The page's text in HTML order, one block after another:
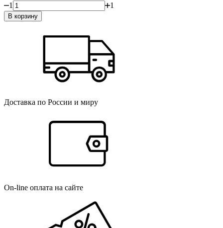
1
1
В корзину
Доставка по России и миру
On-line оплата на сайте